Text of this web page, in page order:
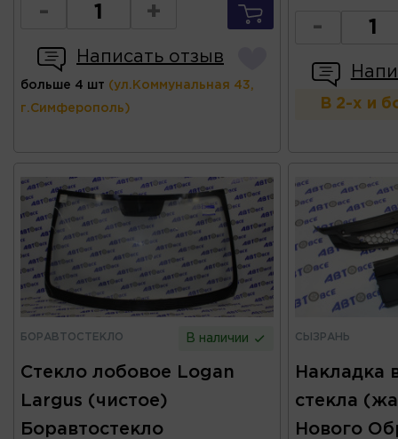
- +
Написать отзыв
больше 4 шт (ул.Коммунальная 43,
г.Симферополь)
-
В 2-х и
БОРАВТОСТЕКЛО В наличии
Стекло лобовое Logan
Largus (чистое)
Боравтостекло
СЫЗРАНЬ
Накладка
стекла
Нового